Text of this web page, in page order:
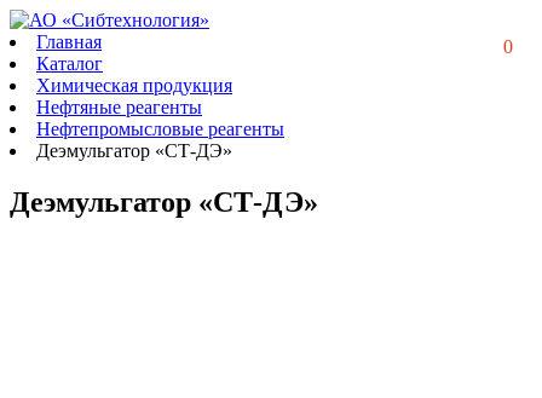
0
Главная
Каталог
Химическая продукция
Нефтяные реагенты
Нефтепромысловые реагенты
Деэмульгатор «СТ-ДЭ»
Деэмульгатор «СТ-ДЭ»